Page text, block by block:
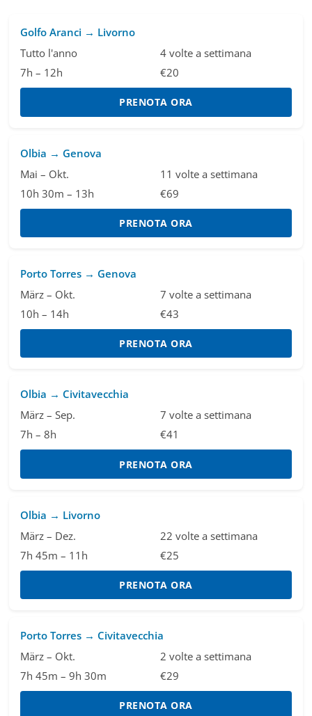
Golfo Aranci → Livorno
Tutto l'anno
4 volte a settimana
7h – 12h
€20
PRENOTA ORA
Olbia → Genova
Mai – Okt.
11 volte a settimana
10h 30m – 13h
€69
PRENOTA ORA
Porto Torres → Genova
März – Okt.
7 volte a settimana
10h – 14h
€43
PRENOTA ORA
Olbia → Civitavecchia
März – Sep.
7 volte a settimana
7h – 8h
€41
PRENOTA ORA
Olbia → Livorno
März – Dez.
22 volte a settimana
7h 45m – 11h
€25
PRENOTA ORA
Porto Torres → Civitavecchia
März – Okt.
2 volte a settimana
7h 45m – 9h 30m
€29
PRENOTA ORA